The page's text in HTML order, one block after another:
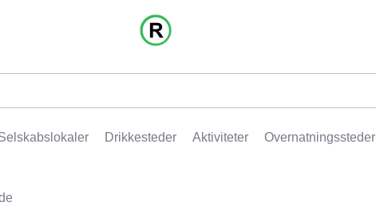
Drikkesteder Aktiviteter Overnatningssteder